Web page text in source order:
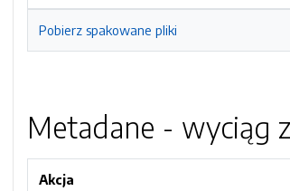
Pobierz spakowane pliki
Metadane - wyciąg
Akcja